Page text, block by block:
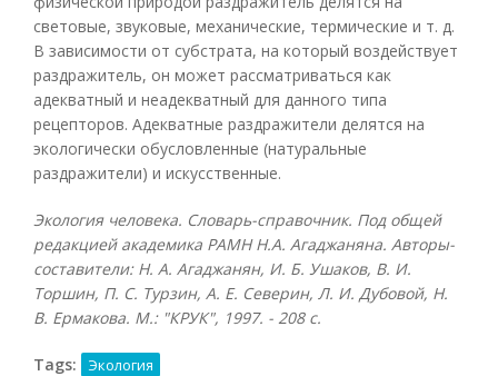
световые, звуковые, механические, термические и т. д.
В зависимости от субстрата, на который воздействует
раздражитель, он может рассматриваться как
адекватный и неадекватный для данного типа
рецепторов. Адекватные раздражители делятся на
экологически обусловленные (натуральные
раздражители) и искусственные.
Экология человека. Словарь-справочник. Под общей
редакцией академика РАМН Н.А. Агаджаняна. Авторы-
составители: Н. А. Агаджанян, И. Б. Ушаков, В. И.
Торшин, П. С. Турзин, А. Е. Северин, Л. И. Дубовой, Н.
В. Ермакова. М.: "КРУК", 1997. - 208 с.
Tags: Экология